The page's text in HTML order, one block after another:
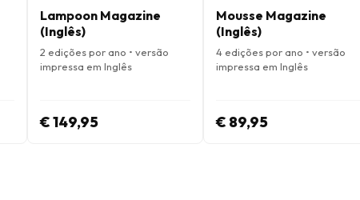
Lampoon Magazine
(Inglês)
2 edições por ano • versão
impressa em Inglês
€ 149,95
Mousse Magazine
(Inglês)
4 edições por ano • versão
impressa em Inglês
€ 89,95